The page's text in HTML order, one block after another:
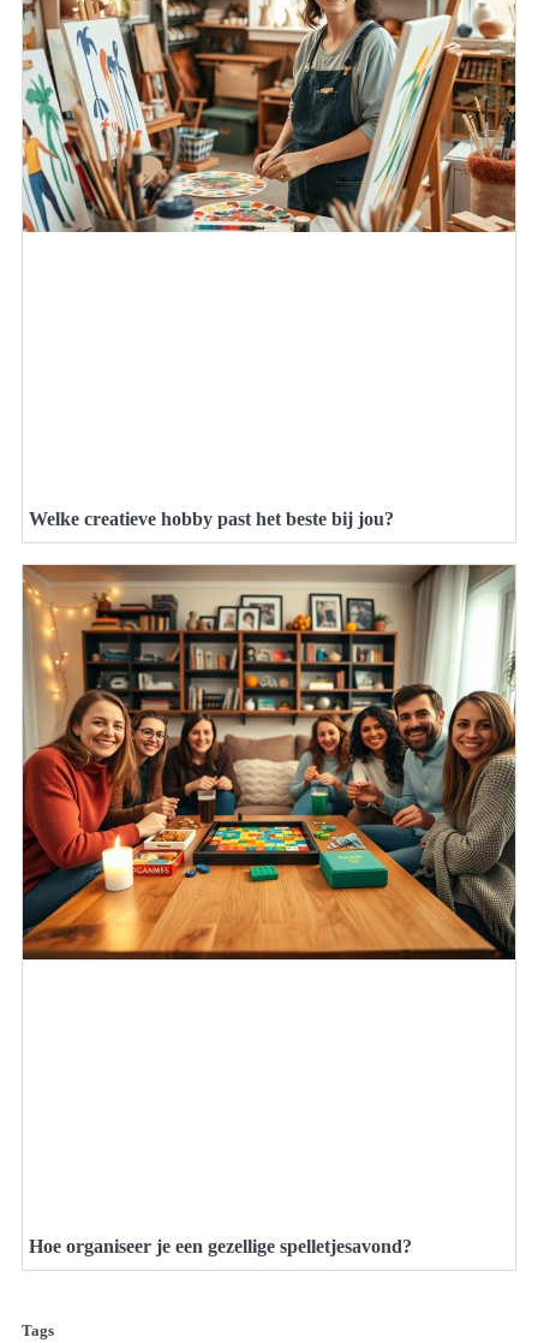
Welke creatieve hobby past het beste bij jou?
Hoe organiseer je een gezellige spelletjesavond?
Tags